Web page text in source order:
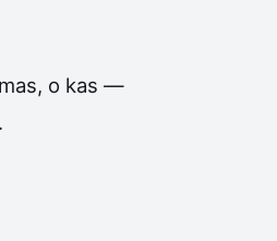
o kas —